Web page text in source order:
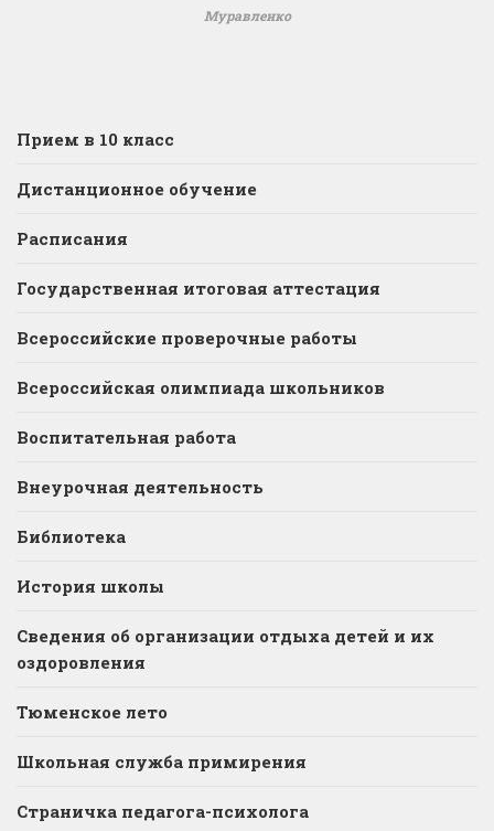
Муравленко
Прием в 10 класс
Дистанционное обучение
Расписания
Государственная итоговая аттестация
Всероссийские проверочные работы
Всероссийская олимпиада школьников
Воспитательная работа
Внеурочная деятельность
Библиотека
История школы
Сведения об организации отдыха детей и их
оздоровления
Тюменское лето
Школьная служба примирения
Страничка педагога-психолога